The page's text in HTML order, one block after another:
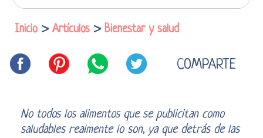
Inicio > Artículos > Bienestar y salud
COMPARTE
No todos los alimentos que se publicitan como
saludables realmente lo son, ya que detrás de las